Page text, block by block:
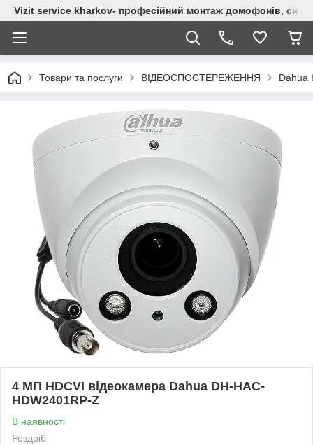
Vizit service kharkov- професійний монтаж домофонів,
Товари та послуги ВІДЕОСПОСТЕРЕЖЕННЯ Dahua
4 МП HDCVI відеокамера Dahua DH-HAC-
HDW2401RP-Z
В наявності
Роздріб